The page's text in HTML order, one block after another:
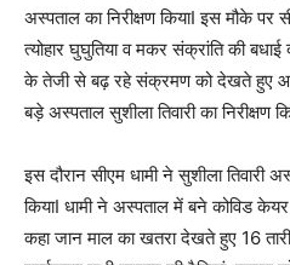
अस्पताल का निरीक्षण कियाI इस मौके पर
त्योहार घुघुतिया व मकर संक्रांति की
के तेजी से बढ़ रहे संक्रमण को देखते हुए
बड़े अस्पताल सुशीला तिवारी का निरीक्षण
इस दौरान सीएम धामी ने सुशीला
कियाI धामी ने अस्पताल में बने कोविड केयर
कहा जान माल का खतरा देखते हुए 16